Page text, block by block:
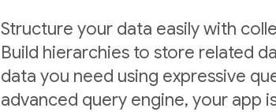
Structure your data easily with
Build hierarchies to store related
data you need using expressive
advanced query engine, your app